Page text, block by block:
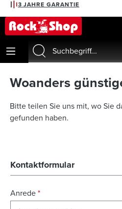
springen
3 JAHRE GARANTIE
Woanders
Bitte teilen Sie uns mit, wo Sie
gefunden haben.
Kontaktformular
Anrede*